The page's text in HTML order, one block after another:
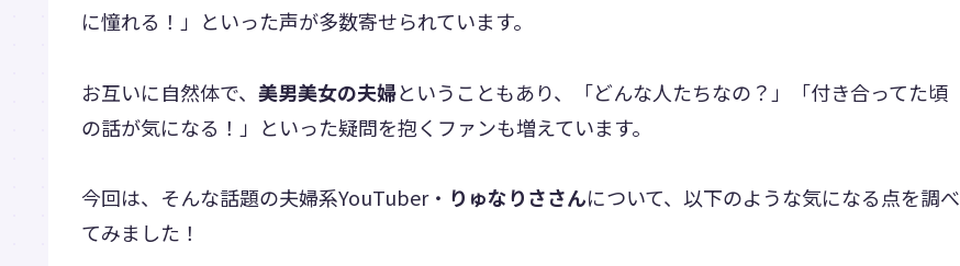
に憧れる！」といった声が多数寄せられています。
お互いに自然体で、 美男美女の夫婦ということもあり、「どんな人たちなの？」「付き合ってた頃
の話が気になる！」といった疑問を抱くファンも増えています。
今回は、そんな話題の夫婦系YouTuber・ りゅなりささんについて、以下のような気になる点を調べ
てみました！